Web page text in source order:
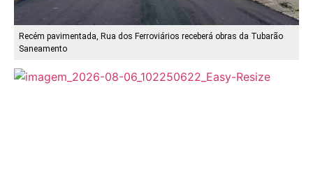
Recém pavimentada, Rua dos Ferroviários receberá obras da Tubarão
Saneamento